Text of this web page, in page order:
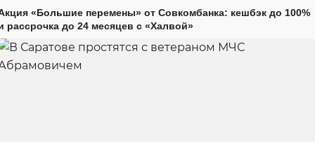
«Большие перемены» от Совкомбанка: кешбэк до 100%
рассрочка до 24 месяцев с «Халвой»